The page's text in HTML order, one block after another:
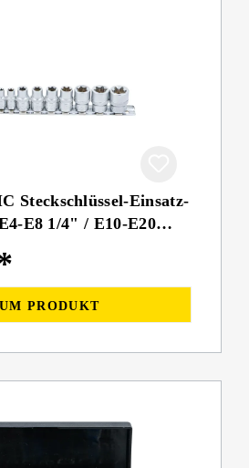
Steckschlüssel-Einsatz-
E10-E20
PRODUKT